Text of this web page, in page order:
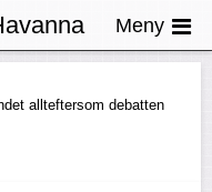
allteftersom debatten
Meny